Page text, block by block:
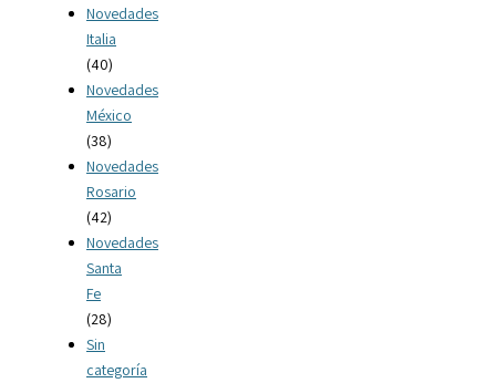
Novedades
Italia
(40)
Novedades
México
(38)
Novedades
Rosario
(42)
Novedades
Santa
Fe
(28)
Sin
categoría